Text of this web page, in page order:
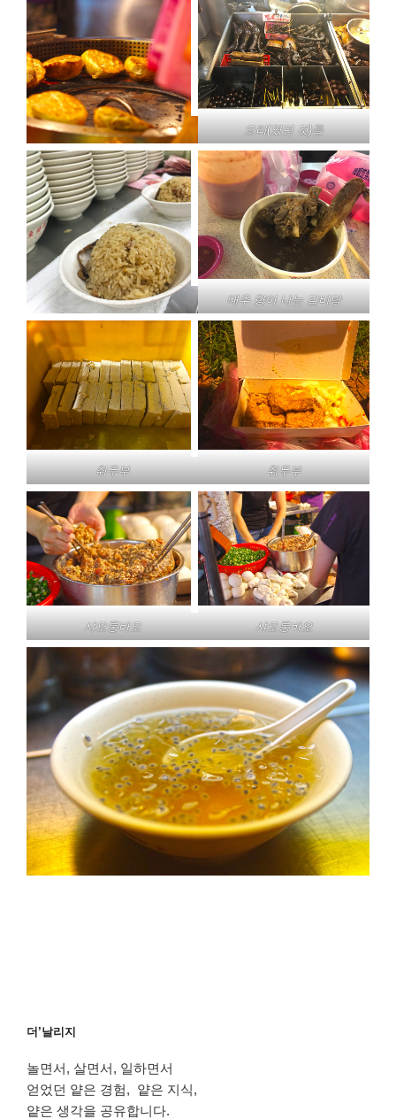
오리(였던 것)들
대추 향이 나는 갈비탕
취두부 취두부
샤오룽바오 샤오룽바오
더’날리지
놀면서, 살면서, 일하면서
얻었던 얕은 경험, 얕은 지식,
얕은 생각을 공유합니다.